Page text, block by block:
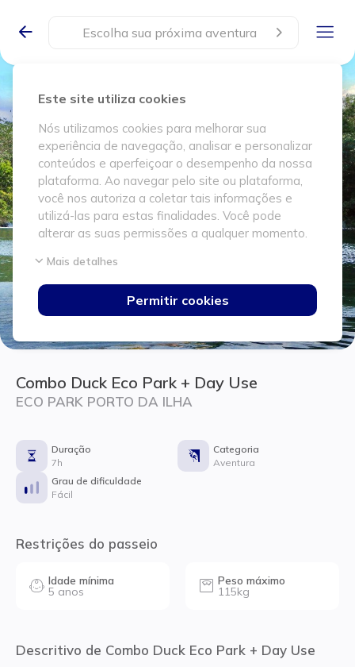
Este site utiliza cookies
Nós utilizamos cookies para melhorar sua
experiência de navegação, analisar e personalizar
conteúdos e aperfeiçoar o desempenho da nossa
plataforma. Ao navegar pelo site ou plataforma,
você nos autoriza a coletar tais informações e
utilizá-las para estas finalidades. Você pode
alterar as suas permissões a qualquer momento.
Mais detalhes
Permitir cookies
Escolha sua próxima aventura
Combo Duck Eco Park + Day Use
ECO PARK PORTO DA ILHA
Duração
7h
Categoria
Aventura
Grau de dificuldade
Fácil
Restrições do passeio
Idade mínima
5 anos
Peso máximo
115kg
Descritivo de Combo Duck Eco Park + Day Use